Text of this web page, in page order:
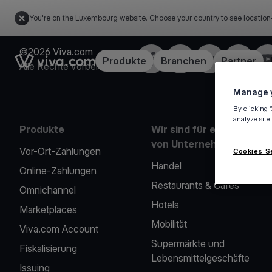
You're on the Luxembourg website. Choose your country to see
Link to the homepageProdukte Branchen Partner
©2026 Viva.com
Alle Rechte vorbehalten
Facebook
X LinkedInInstagram
Produkte
Vor-Ort-Zahlungen
Online-Zahlungen
Omnichannel
Marketplaces
Viva.com Account
Fiskalisierung
Issuing
Wir sind für eine Reihe
von Unternehmen da
Handel
Restaurants & Cafés
Hotels
Mobilität
Supermärkte und
Lebensmittelgeschäfte
Manage
By clicking
analyze
Cookies